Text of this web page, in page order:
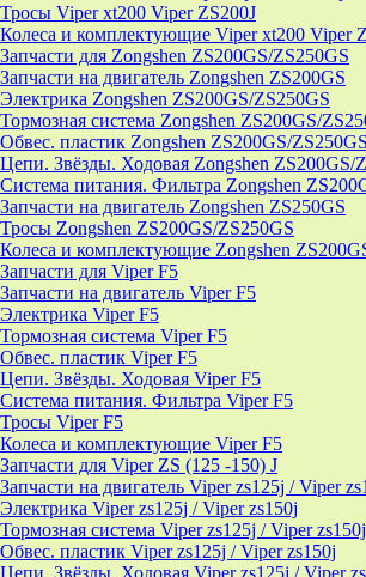
Тросы Viper xt200 Viper ZS200J
Колеса и комплектующие Viper xt200 Viper
Запчасти для Zongshen ZS200GS/ZS250GS
Запчасти на двигатель Zongshen ZS200GS
Электрика Zongshen ZS200GS/ZS250GS
Тормозная система Zongshen ZS200GS/
Обвес. пластик Zongshen ZS200GS/ZS250GS
Цепи. Звёзды. Ходовая Zongshen ZS200GS/
Система питания. Фильтра Zongshen
Запчасти на двигатель Zongshen ZS250GS
Тросы Zongshen ZS200GS/ZS250GS
Колеса и комплектующие Zongshen
Запчасти для Viper F5
Запчасти на двигатель Viper F5
Электрика Viper F5
Тормозная система Viper F5
Обвес. пластик Viper F5
Цепи. Звёзды. Ходовая Viper F5
Система питания. Фильтра Viper F5
Тросы Viper F5
Колеса и комплектующие Viper F5
Запчасти для Viper ZS (125 -150) J
Запчасти на двигатель Viper zs125j / Viper
Электрика Viper zs125j / Viper zs150j
Тормозная система Viper zs125j / Viper zs150j
Обвес. пластик Viper zs125j / Viper zs150j